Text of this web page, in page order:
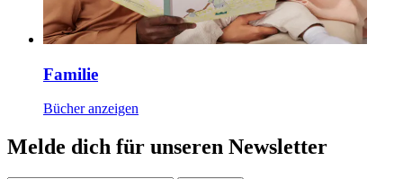
Familie
Bücher anzeigen
Melde dich für unseren Newsletter